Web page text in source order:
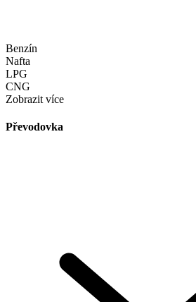
Benzín
Nafta
LPG
CNG
Zobrazit více
Převodovka